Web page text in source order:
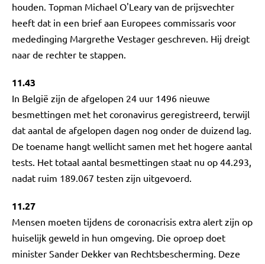
houden. Topman Michael O'Leary van de prijsvechter
heeft dat in een brief aan Europees commissaris voor
mededinging Margrethe Vestager geschreven. Hij dreigt
naar de rechter te stappen.
11.43
In België zijn de afgelopen 24 uur 1496 nieuwe
besmettingen met het coronavirus geregistreerd, terwijl
dat aantal de afgelopen dagen nog onder de duizend lag.
De toename hangt wellicht samen met het hogere aantal
tests. Het totaal aantal besmettingen staat nu op 44.293,
nadat ruim 189.067 testen zijn uitgevoerd.
11.27
Mensen moeten tijdens de coronacrisis extra alert zijn op
huiselijk geweld in hun omgeving. Die oproep doet
minister Sander Dekker van Rechtsbescherming. Deze